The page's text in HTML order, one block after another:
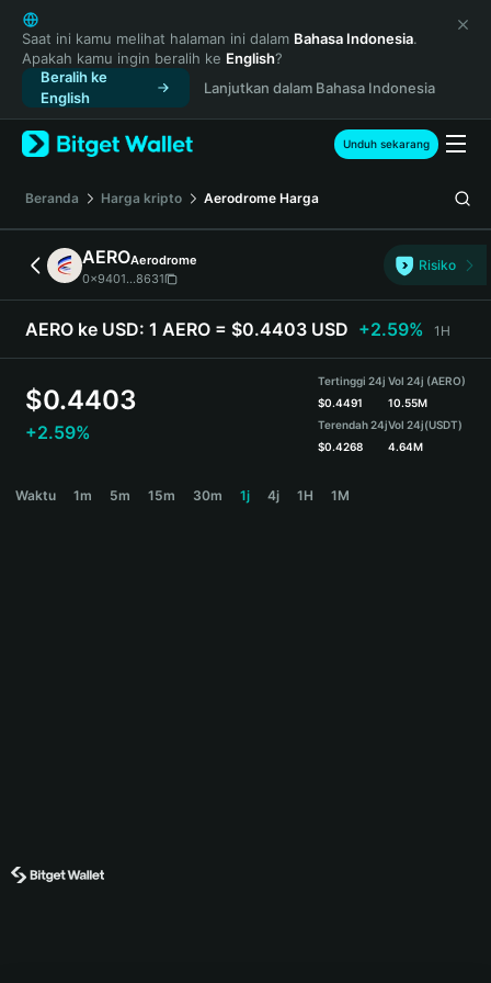
English
日本語
Tiếng Việt
Русский
Español (Latinoamérica)
Türkçe
Français
Deutsch
简体中文
繁體中文
Português (Portugal)
Bahasa Indonesia
ภาษาไทย
Español
Español (Argentina)
Saat ini kamu melihat halaman ini dalam Bahasa Indonesia.
Apakah kamu ingin beralih ke English?
Beralih ke
English
Lanjutkan dalam Bahasa Indonesia
Unduh sekarang
Beranda Harga kripto Aerodrome Harga
AEROAerodrome
0x9401...8631
Risiko
AERO ke USD: 1 AERO = $0.4403 USD +2.59% 1H
$0.4403
+2.59%
Tertinggi 24j
$0.4491
Terendah 24j
$0.4268
Vol 24j (AERO)
10.55M
Vol 24j(USDT)
4.64M
Waktu 1m 5m 15m 30m 1j 4j 1H 1M